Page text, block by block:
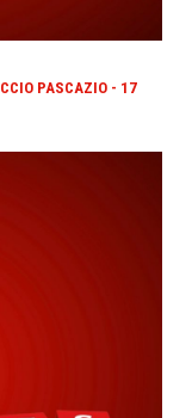
PASCAZIO - 17